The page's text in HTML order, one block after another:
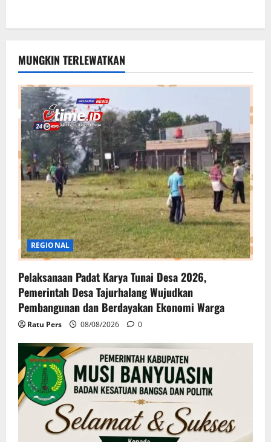
MUNGKIN TERLEWATKAN
REGIONAL
Pelaksanaan Padat Karya Tunai Desa 2026,
Pemerintah Desa Tajurhalang Wujudkan
Pembangunan dan Berdayakan Ekonomi Warga
Ratu Pers 08/08/2026 0